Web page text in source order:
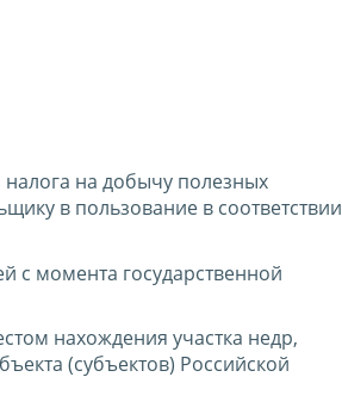
налога на добычу полезных
в пользование в соответствии
с момента государственной
нахождения участка недр,
(субъектов) Российской